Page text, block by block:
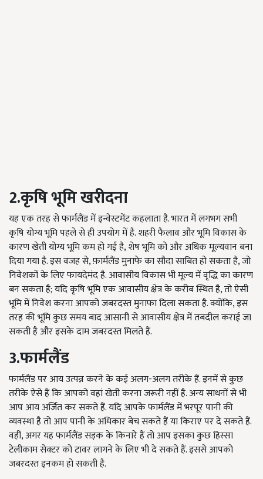
2.कृषि भूमि खरीदना
यह एक तरह से फार्मलैंड में इन्वेस्टमेंट कहलाता है. भारत में लगभग सभी
कृषि योग्य भूमि पहले से ही उपयोग में है. शहरी फैलाव और भूमि विकास के
कारण खेती योग्य भूमि कम हो गई है, शेष भूमि को और अधिक मूल्यवान बना
दिया गया है. इस वजह से, फ़ार्मलैंड मुनाफे का सौदा साबित हो सकता है, जो
निवेशकों के लिए फायदेमंद है. आवासीय विकास भी मूल्य में वृद्धि का कारण
बन सकता है; यदि कृषि भूमि एक आवासीय क्षेत्र के करीब स्थित है, तो ऐसी
भूमि में निवेश करना आपको जबरदस्त मुनाफा दिला सकता है. क्योंकि, इस
तरह की भूमि कुछ समय बाद आसानी से आवासीय क्षेत्र में तबदील कराई जा
सकती है और इसके दाम जबरदस्त मिलते हैं.
3.फार्मलैंड
फार्मलैंड पर आय उत्पन्न करने के कई अलग-अलग तरीके हैं. इनमें से कुछ
तरीके ऐसे हैं कि आपको वहां खेती करना जरूरी नहीं है. अन्य साधनों से भी
आप आय अर्जित कर सकते हैं. यदि आपके फार्मलैंड में भरपूर पानी की
व्यवस्था है तो आप पानी के अधिकार बेच सकते हैं या किराए पर दे सकते हैं.
वहीं, अगर यह फार्मलैंड सड़क के किनारे हैं तो आप इसका कुछ हिस्सा
टेलीकाम सेक्टर को टावर लागने के लिए भी दे सकते हैं. इससे आपको
जबरदस्त इनकम हो सकती है.